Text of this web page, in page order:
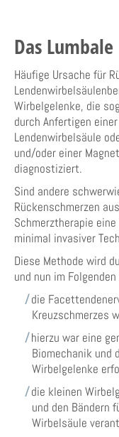
Das
Häufige Ursache für
Wirbelgelenke, die
durch Anfertigen
Lendenwirbelsäule
und/oder einer
diagnostiziert.
Sind andere
Rückenschmerzen
Schmerztherapie
minimal invasiver
Diese Methode wird
und nun im
die
Kreuzschmerzes
hierzu war eine
Biomechanik und
Wirbelgelenke
die kleinen
und den Bändern
Wirbelsäule